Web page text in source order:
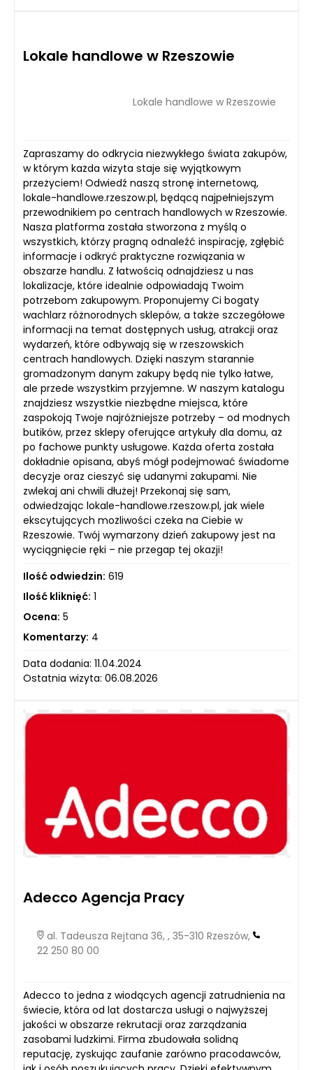
Lokale handlowe w Rzeszowie
Lokale handlowe w Rzeszowie
Zapraszamy do odkrycia niezwykłego świata zakupów,
w którym każda wizyta staje się wyjątkowym
przeżyciem! Odwiedź naszą stronę internetową,
lokale-handlowe.rzeszow.pl, będącą najpełniejszym
przewodnikiem po centrach handlowych w Rzeszowie.
Nasza platforma została stworzona z myślą o
wszystkich, którzy pragną odnaleźć inspirację, zgłębić
informacje i odkryć praktyczne rozwiązania w
obszarze handlu. Z łatwością odnajdziesz u nas
lokalizacje, które idealnie odpowiadają Twoim
potrzebom zakupowym. Proponujemy Ci bogaty
wachlarz różnorodnych sklepów, a także szczegółowe
informacji na temat dostępnych usług, atrakcji oraz
wydarzeń, które odbywają się w rzeszowskich
centrach handlowych. Dzięki naszym starannie
gromadzonym danym zakupy będą nie tylko łatwe,
ale przede wszystkim przyjemne. W naszym katalogu
znajdziesz wszystkie niezbędne miejsca, które
zaspokoją Twoje najróżniejsze potrzeby – od modnych
butików, przez sklepy oferujące artykuły dla domu, aż
po fachowe punkty usługowe. Każda oferta została
dokładnie opisana, abyś mógł podejmować świadome
decyzje oraz cieszyć się udanymi zakupami. Nie
zwlekaj ani chwili dłużej! Przekonaj się sam,
odwiedzając lokale-handlowe.rzeszow.pl, jak wiele
ekscytujących możliwości czeka na Ciebie w
Rzeszowie. Twój wymarzony dzień zakupowy jest na
wyciągnięcie ręki – nie przegap tej okazji!
Ilość odwiedzin: 619
Ilość kliknięć: 1
Ocena: 5
Komentarzy: 4
Data dodania: 11.04.2024
Ostatnia wizyta: 06.08.2026
Adecco Agencja Pracy
al. Tadeusza Rejtana 36, , 35-310 Rzeszów,
22 250 80 00
Adecco to jedna z wiodących agencji zatrudnienia na
świecie, która od lat dostarcza usługi o najwyższej
jakości w obszarze rekrutacji oraz zarządzania
zasobami ludzkimi. Firma zbudowała solidną
reputację, zyskując zaufanie zarówno pracodawców,